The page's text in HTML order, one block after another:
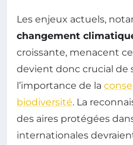
Les enjeux actuels,
changement
croissante, menacent
devient donc crucial de
l’importance de la
biodiversité. La
des aires protégées
internationales